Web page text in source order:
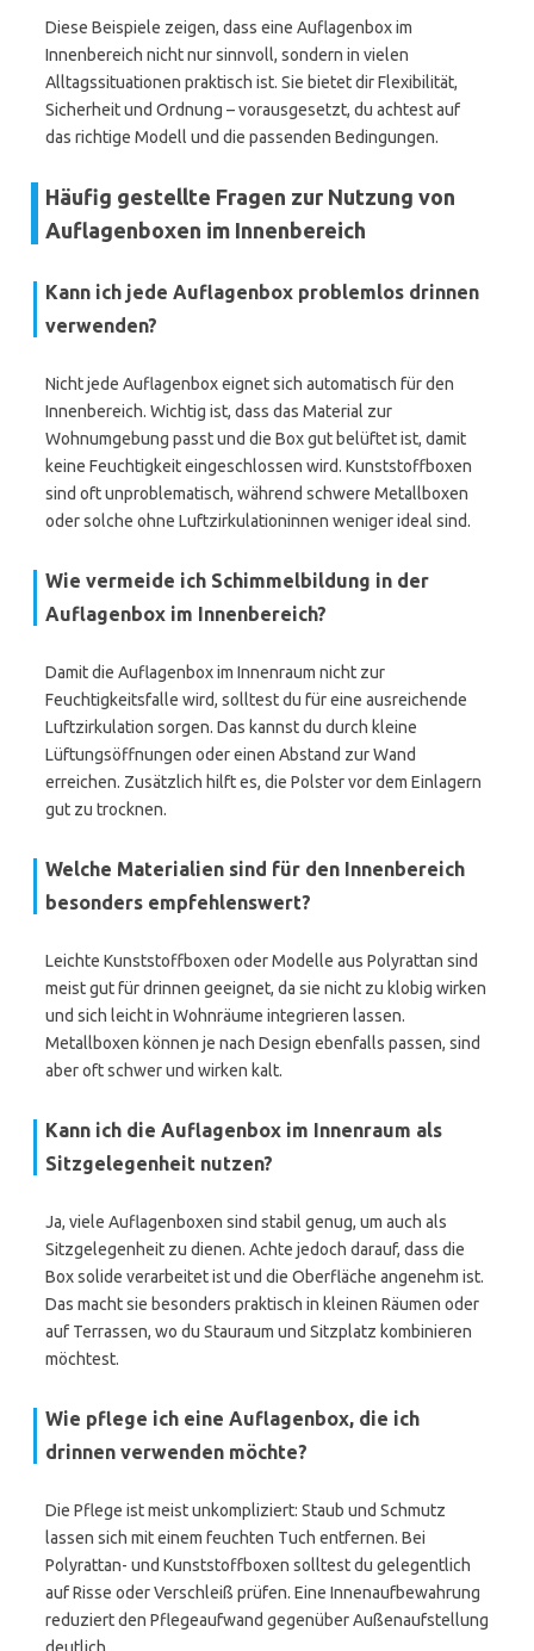
Diese Beispiele zeigen, dass eine Auflagenbox im
Innenbereich nicht nur sinnvoll, sondern in vielen
Alltagssituationen praktisch ist. Sie bietet dir Flexibilität,
Sicherheit und Ordnung – vorausgesetzt, du achtest auf
das richtige Modell und die passenden Bedingungen.
Häufig gestellte Fragen zur Nutzung von
Auflagenboxen im Innenbereich
Kann ich jede Auflagenbox problemlos drinnen
verwenden?
Nicht jede Auflagenbox eignet sich automatisch für den
Innenbereich. Wichtig ist, dass das Material zur
Wohnumgebung passt und die Box gut belüftet ist, damit
keine Feuchtigkeit eingeschlossen wird. Kunststoffboxen
sind oft unproblematisch, während schwere Metallboxen
oder solche ohne Luftzirkulationinnen weniger ideal sind.
Wie vermeide ich Schimmelbildung in der
Auflagenbox im Innenbereich?
Damit die Auflagenbox im Innenraum nicht zur
Feuchtigkeitsfalle wird, solltest du für eine ausreichende
Luftzirkulation sorgen. Das kannst du durch kleine
Lüftungsöffnungen oder einen Abstand zur Wand
erreichen. Zusätzlich hilft es, die Polster vor dem Einlagern
gut zu trocknen.
Welche Materialien sind für den Innenbereich
besonders empfehlenswert?
Leichte Kunststoffboxen oder Modelle aus Polyrattan sind
meist gut für drinnen geeignet, da sie nicht zu klobig wirken
und sich leicht in Wohnräume integrieren lassen.
Metallboxen können je nach Design ebenfalls passen, sind
aber oft schwer und wirken kalt.
Kann ich die Auflagenbox im Innenraum als
Sitzgelegenheit nutzen?
Ja, viele Auflagenboxen sind stabil genug, um auch als
Sitzgelegenheit zu dienen. Achte jedoch darauf, dass die
Box solide verarbeitet ist und die Oberfläche angenehm ist.
Das macht sie besonders praktisch in kleinen Räumen oder
auf Terrassen, wo du Stauraum und Sitzplatz kombinieren
möchtest.
Wie pflege ich eine Auflagenbox, die ich
drinnen verwenden möchte?
Die Pflege ist meist unkompliziert: Staub und Schmutz
lassen sich mit einem feuchten Tuch entfernen. Bei
Polyrattan- und Kunststoffboxen solltest du gelegentlich
auf Risse oder Verschleiß prüfen. Eine Innenaufbewahrung
reduziert den Pflegeaufwand gegenüber Außenaufstellung